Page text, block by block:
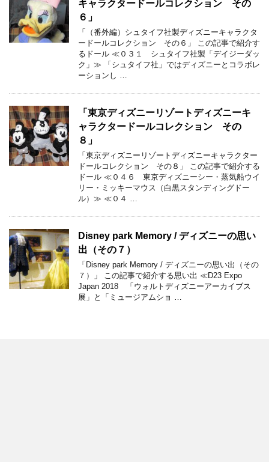
キャラクタードールコレクション その
６」
「（番外編）シュタイフ社製ディズニーキャラクタ
ードールコレクション その６」 この記事で紹介す
るドール ≪０３１ シュタイフ社製「デイジーダッ
ク」≫ 「シュタイフ社」ではディズニーとコラボレ
ーションし …
「東京ディズニーリゾートディズニーキ
ャラクタードールコレクション その
８」
「東京ディズニーリゾートディズニーキャラクター
ドールコレクション その８」 この記事で紹介する
ドール ≪０４６ 東京ディズニーシー・蒸気船ウイ
リー・ミッキーマウス（白黒スタンディングドー
ル）≫ ≪０４ …
Disney park Memory / ディズニーの思い
出（その７）
「Disney park Memory / ディズニーの思い出（その
７）」 この記事で紹介する思い出 ≪D23 Expo
Japan 2018 「ウォルトディズニーアーカイブス
展」と「ミュージアムショ …